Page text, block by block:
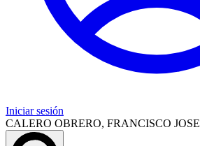
Iniciar sesión
CALERO OBRERO, FRANCISCO JOSE